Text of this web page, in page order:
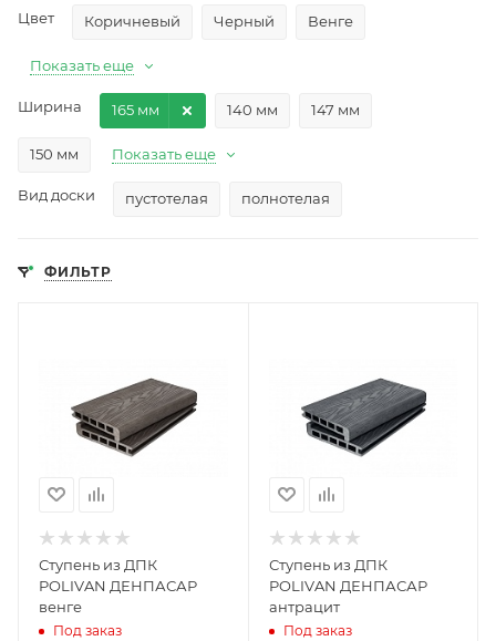
Цвет Коричневый Черный Венге
Показать еще
Ширина 140 мм 147 мм
150 мм
165 мм
Показать еще
Вид доски пустотелая полнотелая
ФИЛЬТР
Ступень из ДПК
POLIVAN ДЕНПАСАР
венге
Под заказ
Ступень из ДПК
POLIVAN ДЕНПАСАР
антрацит
Под заказ